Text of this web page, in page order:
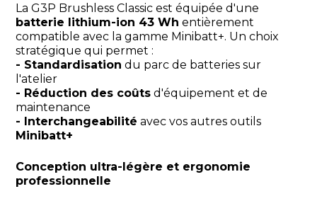
La G3P Brushless Classic est équipée d'une
batterie lithium-ion 43 Wh entièrement
compatible avec la gamme Minibatt+. Un choix
stratégique qui permet :
- Standardisation du parc de batteries sur
l'atelier
- Réduction des coûts d'équipement et de
maintenance
- Interchangeabilité avec vos autres outils
Minibatt+
Conception ultra-légère et ergonomie
professionnelle